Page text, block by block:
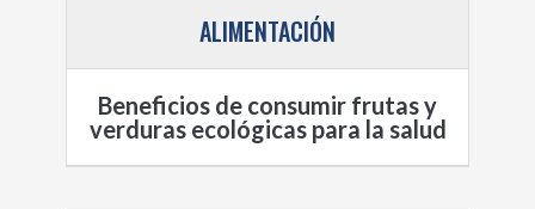
ALIMENTACIÓN
Beneficios de consumir frutas y
verduras ecológicas para la salud